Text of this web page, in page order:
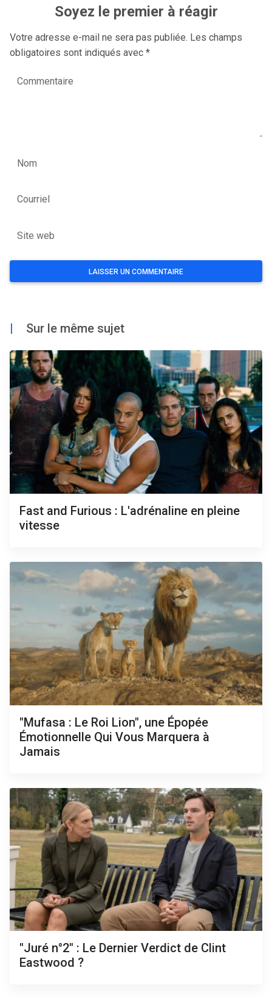
Soyez le premier à réagir
Votre adresse e-mail ne sera pas publiée. Les champs
obligatoires sont indiqués avec *
Commentaire
Nom
Courriel
Site web
| Sur le même sujet
Fast and Furious : L'adrénaline en pleine
vitesse
"Mufasa : Le Roi Lion", une Épopée
Émotionnelle Qui Vous Marquera à
Jamais
"Juré n°2" : Le Dernier Verdict de Clint
Eastwood ?